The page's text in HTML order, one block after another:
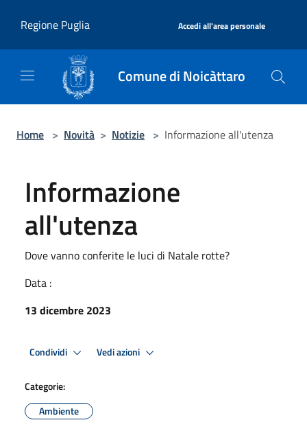
Regione Puglia
Accedi all'area personale
Comune di Noicàttaro
Home > Novità > Notizie > Informazione all'utenza
Informazione
all'utenza
Dove vanno conferite le luci di Natale rotte?
Data :
13 dicembre 2023
Condividi Vedi azioni
Categorie:
Ambiente